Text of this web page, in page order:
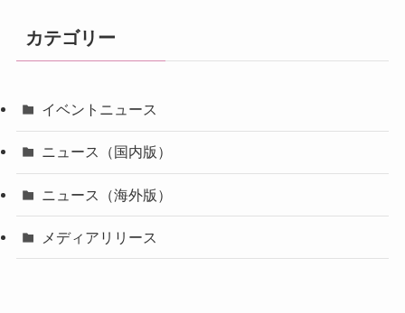
カテゴリー
イベントニュース
ニュース（国内版）
ニュース（海外版）
メディアリリース